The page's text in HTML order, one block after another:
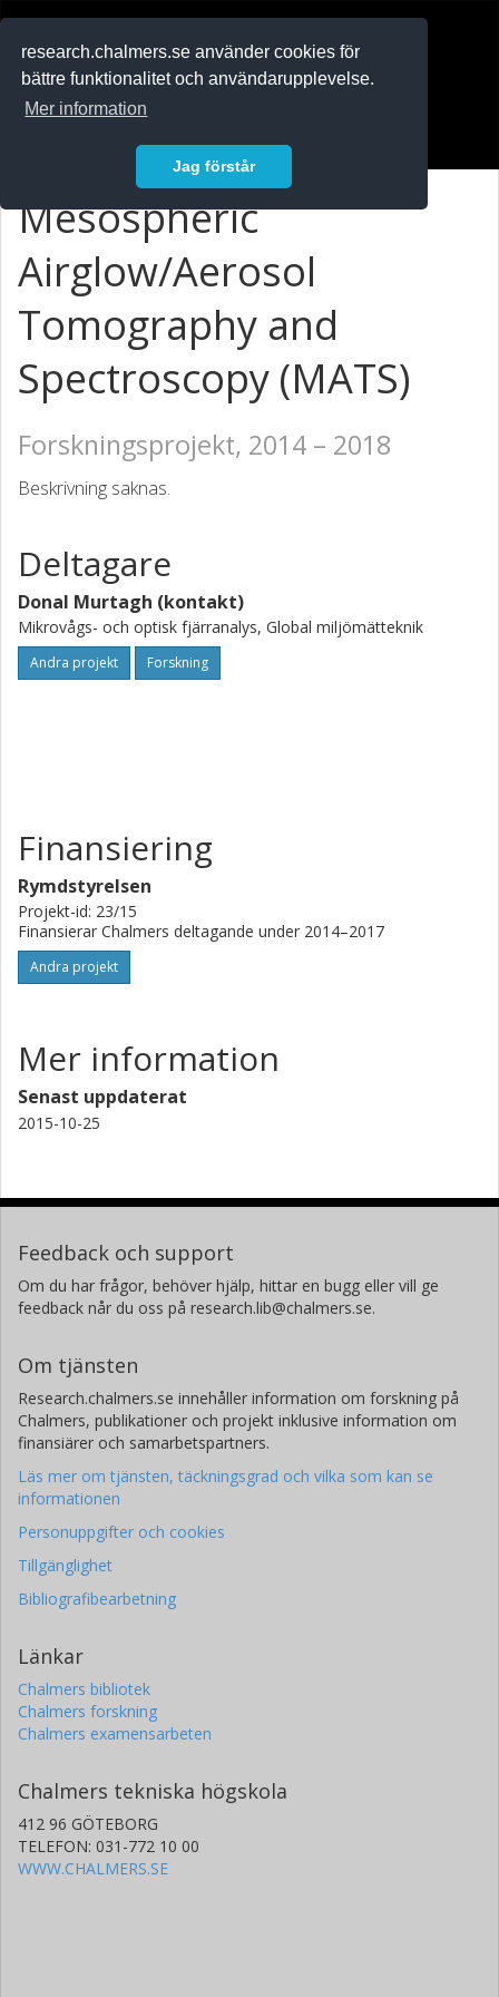
research.chalmers.se använder cookies för
bättre funktionalitet och användarupplevelse.
Mer information
Jag förstår
Mesospheric
Airglow/Aerosol
Tomography and
Spectroscopy (MATS)
Forskningsprojekt, 2014 – 2018
Beskrivning saknas.
Deltagare
Donal Murtagh (kontakt)
Mikrovågs- och optisk fjärranalys, Global miljömätteknik
Andra projekt Forskning
Finansiering
Rymdstyrelsen
Projekt-id: 23/15
Finansierar Chalmers deltagande under 2014–2017
Andra projekt
Mer information
Senast uppdaterat
2015-10-25
Feedback och support
Om du har frågor, behöver hjälp, hittar en bugg eller vill ge
feedback når du oss på research.lib@chalmers.se.
Om tjänsten
Research.chalmers.se innehåller information om forskning på
Chalmers, publikationer och projekt inklusive information om
finansiärer och samarbetspartners.
Läs mer om tjänsten, täckningsgrad och vilka som kan se
informationen
Personuppgifter och cookies
Tillgänglighet
Bibliografibearbetning
Länkar
Chalmers bibliotek
Chalmers forskning
Chalmers examensarbeten
Chalmers tekniska högskola
412 96 GÖTEBORG
TELEFON: 031-772 10 00
WWW.CHALMERS.SE